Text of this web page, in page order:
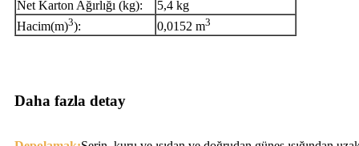
Net Karton Ağırlığı (kg):
5,4 kg
Hacim(m)3): 0,0152 m3
Daha fazla detay